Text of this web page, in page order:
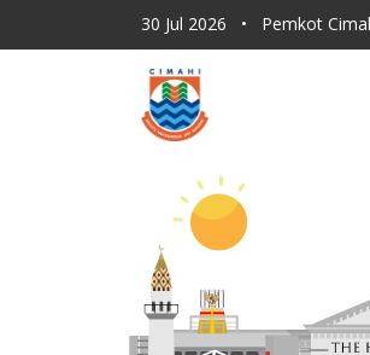
30 Jul 2026
•
Dishub Kota
30 Jul 2026 • Program
30 Jul 2026
30 Jul 2026
Pemkot
30 Jul 2026